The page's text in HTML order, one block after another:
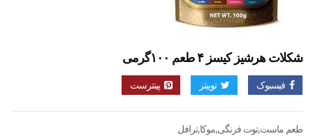
شکلات هرشیز کیسز ۴ طعم ۱۰۰گرمی
فیسبوک توییتر پینترست
طعم ماست,توت فرنگی,موکا,ترافل